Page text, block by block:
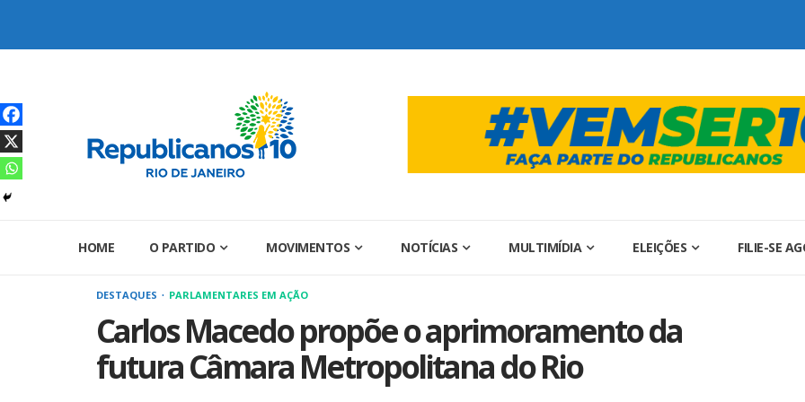
HOME O PARTIDO MOVIMENTOS NOTÍCIAS MULTIMÍDIA ELEIÇÕES FILIE-SE
DESTAQUES PARLAMENTARES EM AÇÃO
Carlos Macedo propõe o aprimoramento da
futura Câmara Metropolitana do Rio